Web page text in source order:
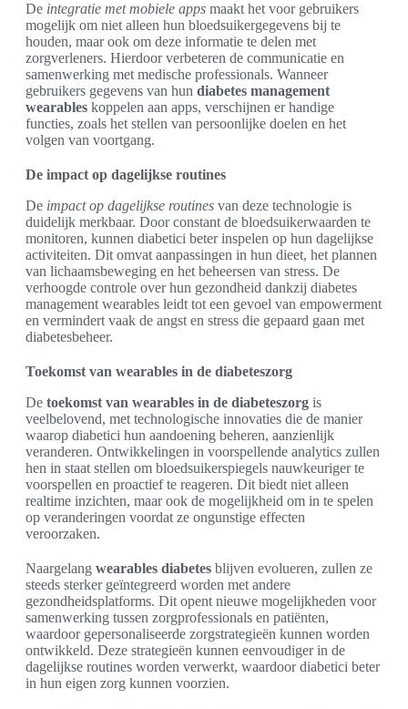
De integratie met mobiele apps maakt het voor gebruikers
mogelijk om niet alleen hun bloedsuikergegevens bij te
houden, maar ook om deze informatie te delen met
zorgverleners. Hierdoor verbeteren de communicatie en
samenwerking met medische professionals. Wanneer
gebruikers gegevens van hun diabetes management
wearables koppelen aan apps, verschijnen er handige
functies, zoals het stellen van persoonlijke doelen en het
volgen van voortgang.
De impact op dagelijkse routines
De impact op dagelijkse routines van deze technologie is
duidelijk merkbaar. Door constant de bloedsuikerwaarden te
monitoren, kunnen diabetici beter inspelen op hun dagelijkse
activiteiten. Dit omvat aanpassingen in hun dieet, het plannen
van lichaamsbeweging en het beheersen van stress. De
verhoogde controle over hun gezondheid dankzij diabetes
management wearables leidt tot een gevoel van empowerment
en vermindert vaak de angst en stress die gepaard gaan met
diabetesbeheer.
Toekomst van wearables in de diabeteszorg
De toekomst van wearables in de diabeteszorg is
veelbelovend, met technologische innovaties die de manier
waarop diabetici hun aandoening beheren, aanzienlijk
veranderen. Ontwikkelingen in voorspellende analytics zullen
hen in staat stellen om bloedsuikerspiegels nauwkeuriger te
voorspellen en proactief te reageren. Dit biedt niet alleen
realtime inzichten, maar ook de mogelijkheid om in te spelen
op veranderingen voordat ze ongunstige effecten
veroorzaken.
Naargelang wearables diabetes blijven evolueren, zullen ze
steeds sterker geïntegreerd worden met andere
gezondheidsplatforms. Dit opent nieuwe mogelijkheden voor
samenwerking tussen zorgprofessionals en patiënten,
waardoor gepersonaliseerde zorgstrategieën kunnen worden
ontwikkeld. Deze strategieën kunnen eenvoudiger in de
dagelijkse routines worden verwerkt, waardoor diabetici beter
in hun eigen zorg kunnen voorzien.